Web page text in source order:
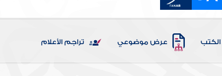
الكتب عرض موضوعي تراجم الأعلام